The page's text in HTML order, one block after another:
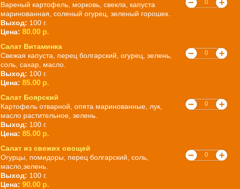
Вареный картофель, морковь, свекла, капуста
маринованная, соленый огурец, зеленый горошек.
Выход: 100 г.
Цена: 80.00 р.
Салат Витаминка
Свежая капуста, перец болгарский, огурец, зелень,
соль, сахар, масло.
Выход: 100 г.
Цена: 85.00 р.
Салат Боярский
Картофель отварной, опята маринованные, лук,
масло растительное, зелень.
Выход: 100 г.
Цена: 85.00 р.
Салат из свежих овощей
Огурцы, помидоры, перец болгарский, соль,
масло,зелень.
Выход: 100 г.
Цена: 90.00 р.